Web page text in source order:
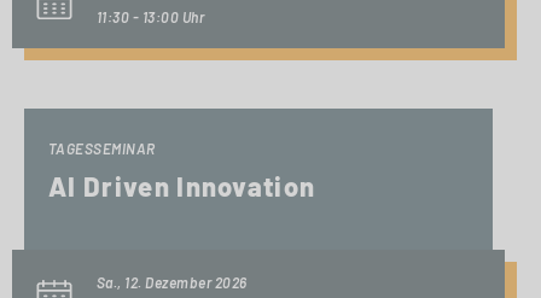
11:30 - 13:00 Uhr
TAGESSEMINAR
AI Driven Innovation
Sa., 12. Dezember 2026